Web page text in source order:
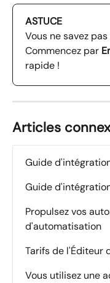
ASTUCE
Vous ne savez
Commencez par
rapide !
Articles
Guide
Guide
Propulsez vos
d'automatisation
Tarifs de l'Éditeur
Vous utilisez une